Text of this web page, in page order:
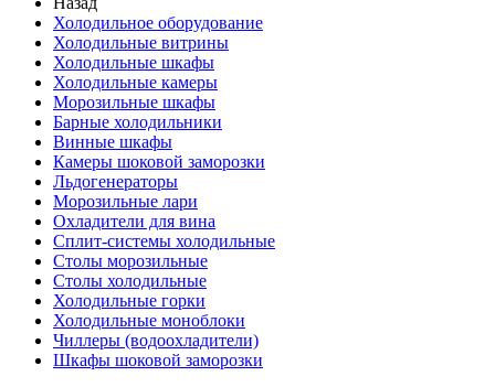
Холодильное оборудование
Холодильные витрины
Холодильные шкафы
Холодильные камеры
Морозильные шкафы
Барные холодильники
Винные шкафы
Камеры шоковой заморозки
Льдогенераторы
Морозильные лари
Охладители для вина
Сплит-системы холодильные
Столы морозильные
Столы холодильные
Холодильные горки
Холодильные моноблоки
Чиллеры (водоохладители)
Шкафы шоковой заморозки